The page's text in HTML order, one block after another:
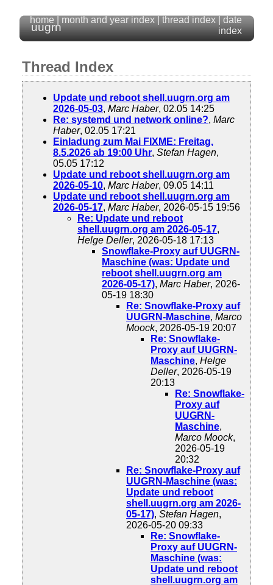
uugrn
home month and year index thread index
date
index
Thread Index
Update und reboot shell.uugrn.org am
2026-05-03, Marc Haber, 02.05 14:25
Re: systemd und network online?, Marc
Haber, 02.05 17:21
Einladung zum Mai FIXME: Freitag,
8.5.2026 ab 19:00 Uhr, Stefan Hagen,
05.05 17:12
Update und reboot shell.uugrn.org am
2026-05-10, Marc Haber, 09.05 14:11
Update und reboot shell.uugrn.org am
2026-05-17, Marc Haber, 2026-05-15 19:56
Re: Update und reboot
shell.uugrn.org am 2026-05-17,
Helge Deller, 2026-05-18 17:13
Snowflake-Proxy auf UUGRN-
Maschine (was: Update und
reboot shell.uugrn.org am
2026-05-17), Marc Haber, 2026-
05-19 18:30
Re: Snowflake-Proxy auf
UUGRN-Maschine, Marco
Moock, 2026-05-19 20:07
Re: Snowflake-
Proxy auf UUGRN-
Maschine, Helge
Deller, 2026-05-19
20:13
Re: Snowflake-
Proxy auf
UUGRN-
Maschine,
Marco Moock,
2026-05-19
20:32
Re: Snowflake-Proxy auf
UUGRN-Maschine (was:
Update und reboot
shell.uugrn.org am 2026-
05-17), Stefan Hagen,
2026-05-20 09:33
Re: Snowflake-
Proxy auf UUGRN-
Maschine (was:
Update und reboot
shell.uugrn.org am